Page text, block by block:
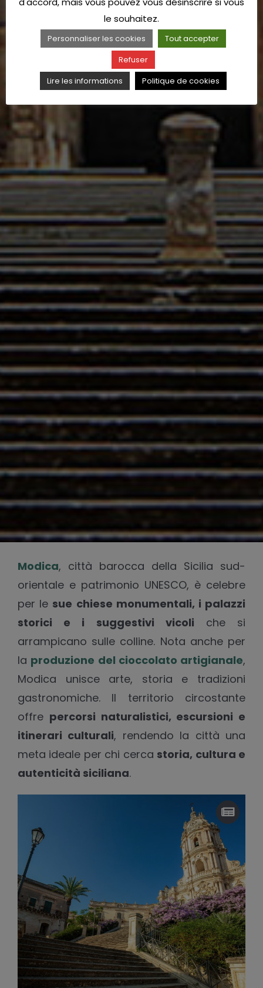
Modica, città barocca della Sicilia sud-
orientale e patrimonio UNESCO, è celebre
per le sue chiese monumentali, i palazzi
storici e i suggestivi vicoli che si
arrampicano sulle colline. Nota anche per
la produzione del cioccolato artigianale,
Modica unisce arte, storia e tradizioni
gastronomiche. Il territorio circostante
offre percorsi naturalistici, escursioni e
itinerari culturali, rendendo la città una
meta ideale per chi cerca storia, cultura e
autenticità siciliana.
le souhaitez.
Personnaliser les cookies
Tout accepter
Refuser
Lire les informations
Politique de cookies